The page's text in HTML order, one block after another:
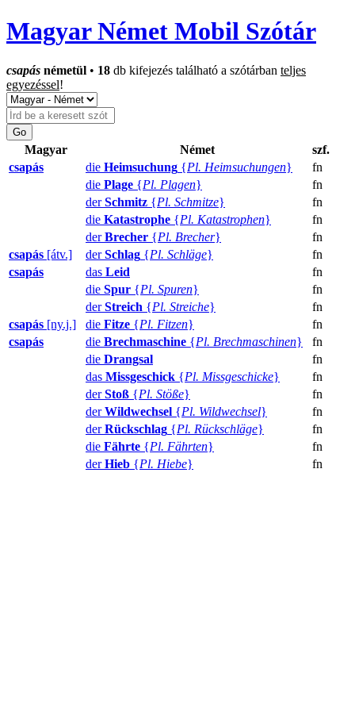
Magyar Német Mobil Szótár
csapás németül • 18 db kifejezés található a szótárban teljes
egyezéssel!
Magyar Német
szf.
csapás
die Heimsuchung {Pl. Heimsuchungen}
fn
die Plage {Pl. Plagen}
fn
derSchmitz {Pl. Schmitze}
fn
die Katastrophe {Pl. Katastrophen}
fn
derBrecher {Pl. Brecher}
fn
csapás [átv.] derSchlag {Pl. Schläge}
fn
csapás
das Leid
fn
die Spur {Pl. Spuren}
fn
derStreich {Pl. Streiche}
fn
csapás [ny.j.] die Fitze {Pl. Fitzen}
fn
csapás
die Brechmaschine {Pl. Brechmaschinen}
fn
die Drangsal
fn
das Missgeschick {Pl. Missgeschicke}
fn
derStoß {Pl. Stöße}
fn
derWildwechsel {Pl. Wildwechsel}
fn
derRückschlag {Pl. Rückschläge}
fn
die Fährte {Pl. Fährten}
fn
derHieb {Pl. Hiebe} fn